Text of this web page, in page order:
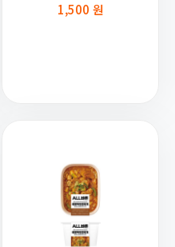
1,500 원